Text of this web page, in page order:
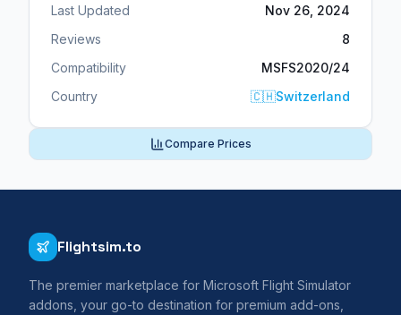
Last Updated
Nov 26, 2024
Reviews
8
Compatibility
MSFS2020/24
Country
🇨🇭Switzerland
Compare Prices
Flightsim.to
The premier marketplace for Microsoft Flight Simulator
addons, your go-to destination for premium add-ons,